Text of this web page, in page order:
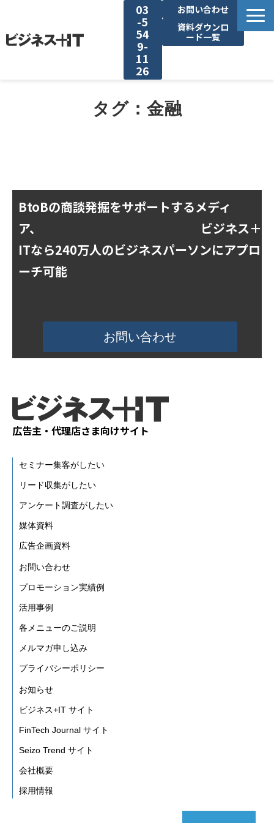
03
-5
54
9-
11
26
お問い合わせ
資料ダウンロ
ード一覧
アンケート調査がしたい
媒体資料ダウンロード
企画資料ダウンロード
タグ：金融
BtoBの商談発掘をサポートするメディ
ア、
ビジネス＋
ITなら240万人のビジネスパーソンにアプロ
ーチ可能
お問い合わせ
広告主・代理店さま向けサイト
セミナー集客がしたい
リード収集がしたい
アンケート調査がしたい
媒体資料
広告企画資料
お問い合わせ
プロモーション実績例
活用事例
各メニューのご説明
メルマガ申し込み
プライバシーポリシー
お知らせ
ビジネス+IT サイト
FinTech Journal サイト
Seizo Trend サイト
会社概要
採用情報